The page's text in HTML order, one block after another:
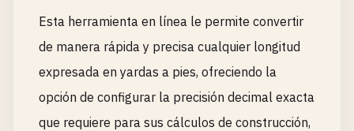
Esta herramienta en línea le permite convertir
de manera rápida y precisa cualquier longitud
expresada en yardas a pies, ofreciendo la
opción de configurar la precisión decimal exacta
que requiere para sus cálculos de construcción,